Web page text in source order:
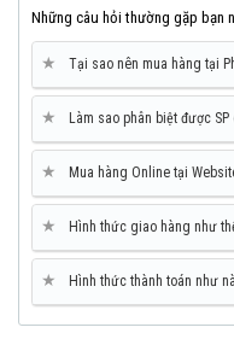
Những câu hỏi thường gặp bạn
★ Tại sao nên mua hàng tại
★ Làm sao phân biệt được
★ Mua hàng Online tại
★ Hình thức giao hàng như
★ Hình thức thành toán như